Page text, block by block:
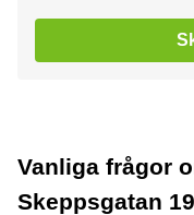
Vanliga frågor
Skeppsgatan